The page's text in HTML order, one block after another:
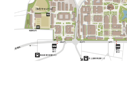
このサイトについて
サイト情報